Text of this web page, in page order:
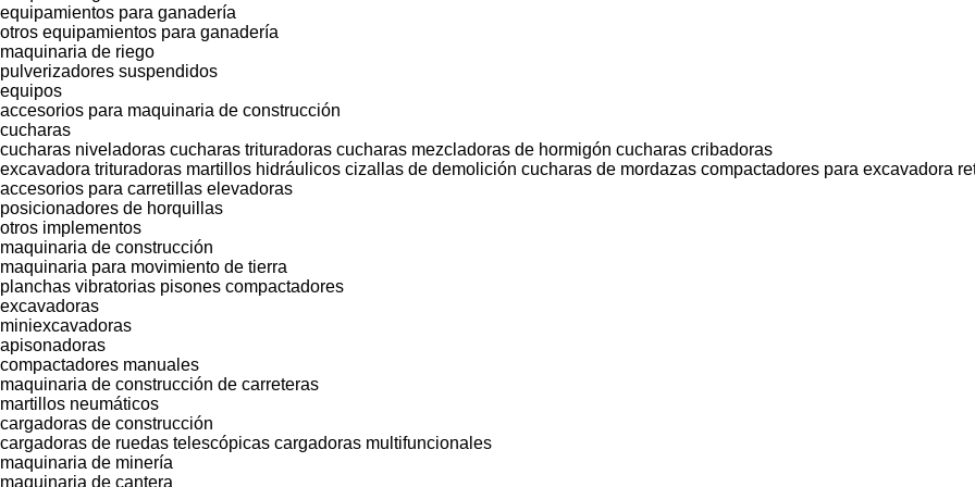
equipamientos para ganadería
otros equipamientos para ganadería
maquinaria de riego
pulverizadores suspendidos
equipos
accesorios para maquinaria de construcción
cucharas
cucharas niveladoras cucharas trituradoras cucharas mezcladoras de hormigón cucharas cribadoras
excavadora trituradoras martillos hidráulicos cizallas de demolición cucharas de mordazas compactadores para excavadora
accesorios para carretillas elevadoras
posicionadores de horquillas
otros implementos
maquinaria de construcción
maquinaria para movimiento de tierra
planchas vibratorias pisones compactadores
excavadoras
miniexcavadoras
apisonadoras
compactadores manuales
maquinaria de construcción de carreteras
martillos neumáticos
cargadoras de construcción
cargadoras de ruedas telescópicas cargadoras multifuncionales
maquinaria de minería
maquinaria de cantera